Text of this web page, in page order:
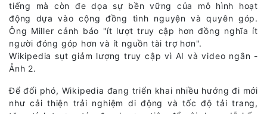
tiếng mà còn đe dọa sự bền vững của mô hình hoạt
động dựa vào cộng đồng tình nguyện và quyên góp.
Ông Miller cảnh báo "ít lượt truy cập hơn đồng nghĩa ít
người đóng góp hơn và ít nguồn tài trợ hơn".
Wikipedia sụt giảm lượng truy cập vì AI và video ngắn -
Ảnh 2.
Để đối phó, Wikipedia đang triển khai nhiều hướng đi mới
như cải thiện trải nghiệm di động và tốc độ tải trang,